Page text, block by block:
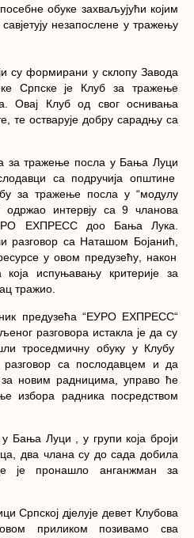
обуке захваљујући којим
незапослене у тражењу
су формирани у склопу Завода
Српске је Клуб за тражење
. Овај Клуб од свог оснивања
те остварује добру сарадњу са
за тражење посла у Бања Луци
са подручија општине
за тражење посла у“модулу
одржао интервју са9 чланова
ЕXПРЕСС доо Бања Лука
разговор са Наташом Бојанић
у овом предузећу , након
испуњавању критерије за
тражио
предузећа “ЕУРО ЕXПРЕСС“
разговора истакла је да су
троседмичну обуку у Клубу
са послодавцем и да
новим радницима
управо ће
избора радника посредством
Бања Луци , у групи која броји
два члана су до сада добила
је пронашло анганжман за
Српској дјелује девет Клубова
приликом позивамо сва